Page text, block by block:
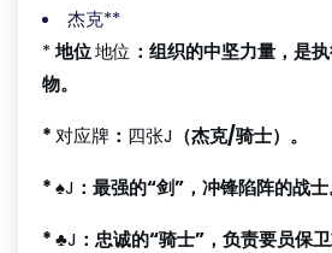
杰克**
*地位地位 ：组织的中坚力量，是
物。
*对应牌 ： 四张J （杰克/骑士）。
*♠J ：最强的“剑”，冲锋陷阵的战士
*♣J ：忠诚的“骑士”，负责要员保